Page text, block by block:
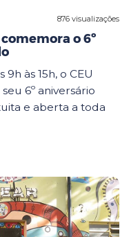
876 visualizações
o 6º
às 15h, o CEU
6º aniversário
e aberta a toda